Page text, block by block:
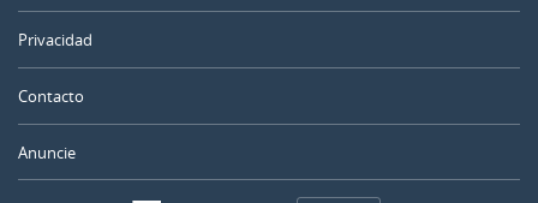
Privacidad
Contacto
Anuncie